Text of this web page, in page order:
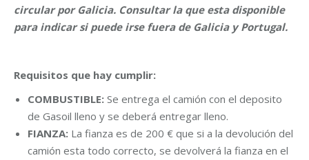
circular por Galicia. Consultar la que esta disponible
para indicar si puede irse fuera de Galicia y Portugal.
Requisitos que hay cumplir:
COMBUSTIBLE: Se entrega el camión con el deposito
de Gasoil lleno y se deberá entregar lleno.
FIANZA: La fianza es de 200 € que si a la devolución del
camión esta todo correcto, se devolverá la fianza en el